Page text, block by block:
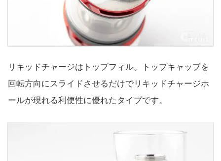
リキッドチャージはトップフィル。トップキャップを
回転方向にスライドさせるだけでリキッドチャージホ
ールが現れる利便性に優れたタイプです。